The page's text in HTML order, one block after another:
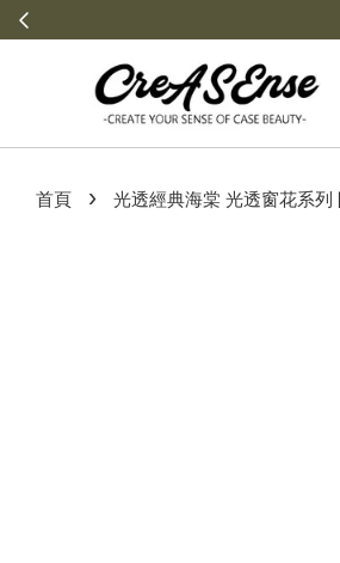
首頁 › 光透經典海棠 光透窗花系列